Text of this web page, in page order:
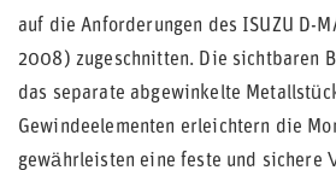
auf die Anforderungen des ISUZU D-
2008) zugeschnitten. Die sichtbaren
das separate abgewinkelte
Gewindeelementen erleichtern die
gewährleisten eine feste und sichere